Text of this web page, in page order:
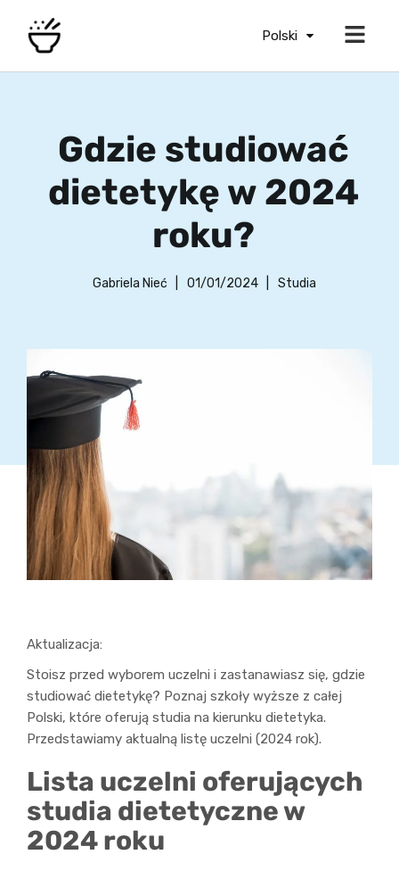
Polski
Gdzie studiować
dietetykę w 2024
roku?
Gabriela Nieć 01/01/2024| Studia
Aktualizacja:
Stoisz przed wyborem uczelni i zastanawiasz się, gdzie
studiować dietetykę? Poznaj szkoły wyższe z całej
Polski, które oferują studia na kierunku dietetyka.
Przedstawiamy aktualną listę uczelni (2024 rok).
Lista uczelni oferujących
studia dietetyczne w
2024 roku